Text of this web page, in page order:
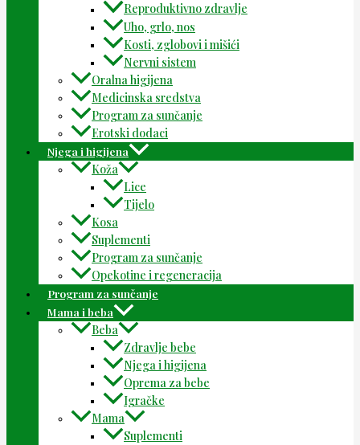
Reproduktivno zdravlje
Uho, grlo, nos
Kosti, zglobovi i mišići
Nervni sistem
Oralna higijena
Medicinska sredstva
Program za sunčanje
Erotski dodaci
Njega i higijena
Koža
Lice
Tijelo
Kosa
Suplementi
Program za sunčanje
Opekotine i regeneracija
Program za sunčanje
Mama i beba
Beba
Zdravlje bebe
Njega i higijena
Oprema za bebe
Igračke
Mama
Suplementi